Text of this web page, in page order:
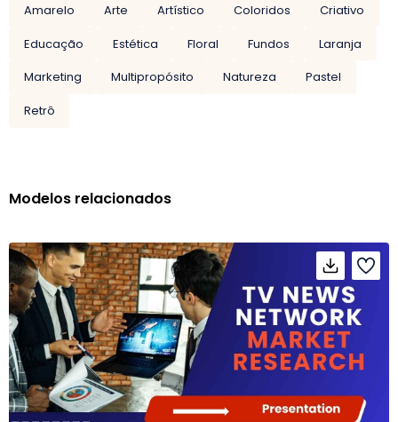
Amarelo Arte Artístico Coloridos
Criativo
Educação
Estética Floral Fundos
Laranja
Marketing
Multipropósito Natureza
Pastel
Retrô
Modelos relacionados